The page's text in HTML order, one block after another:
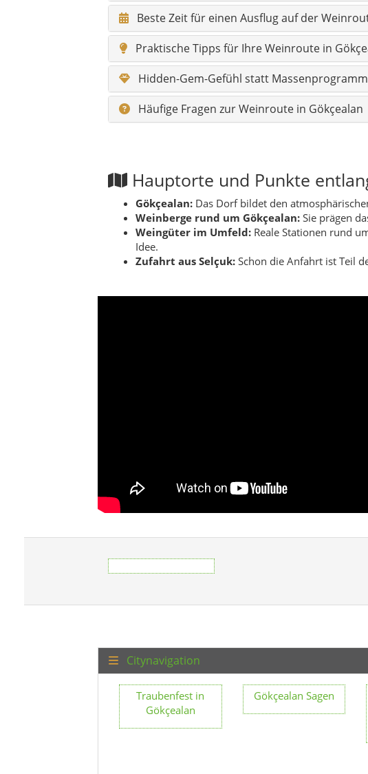
Beste Zeit für einen Ausflug auf der
Praktische Tipps für Ihre Weinroute in
Hidden-Gem-Gefühl statt Massenprogramm
Häufige Fragen zur Weinroute in Gökçealan
Hauptorte und Punkte
Gökçealan: Das Dorf bildet den
Weinberge rund um Gökçealan: Sie prägen
Weingüter im Umfeld: Reale Stationen rund
Idee.
Zufahrt aus Selçuk: Schon die Anfahrt ist Teil
Citynavigation
Traubenfest in
Gökçealan
Gökçealan Sagen